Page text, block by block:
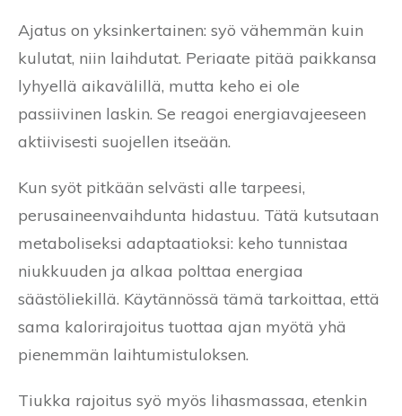
Ajatus on yksinkertainen: syö vähemmän kuin
kulutat, niin laihdutat. Periaate pitää paikkansa
lyhyellä aikavälillä, mutta keho ei ole
passiivinen laskin. Se reagoi energiavajeeseen
aktiivisesti suojellen itseään.
Kun syöt pitkään selvästi alle tarpeesi,
perusaineenvaihdunta hidastuu. Tätä kutsutaan
metaboliseksi adaptaatioksi: keho tunnistaa
niukkuuden ja alkaa polttaa energiaa
säästöliekillä. Käytännössä tämä tarkoittaa, että
sama kalorirajoitus tuottaa ajan myötä yhä
pienemmän laihtumistuloksen.
Tiukka rajoitus syö myös lihasmassaa, etenkin